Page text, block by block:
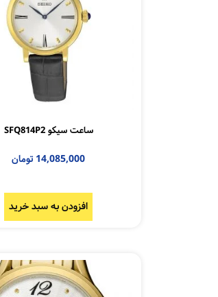
ساعت سیکو SFQ814P2
14,085,000 تومان
افزودن به سبد خرید